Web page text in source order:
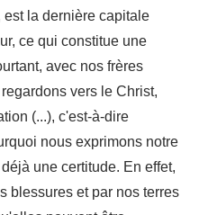
la dernière capitale
ce qui constitue une
avec nos frères
vers le Christ,
(...), c'est-à-dire
nous exprimons notre
une certitude. En effet,
blessures et par nos terres